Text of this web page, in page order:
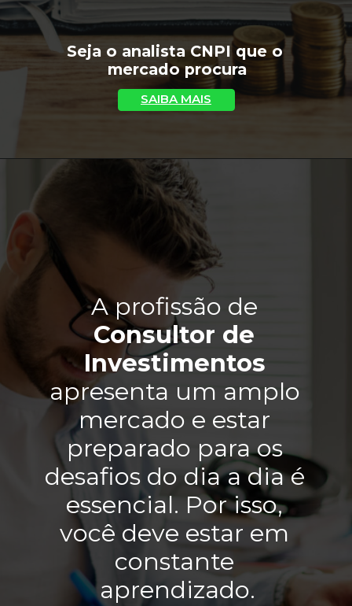
Seja o analista CNPI que o
mercado procura
SAIBA MAIS
Consultor de
apresenta um amplo
mercado e estar
preparado para os
desafios do dia a dia é
essencial. Por isso,
você deve estar em
constante
aprendizado.